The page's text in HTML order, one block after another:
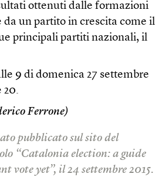
ottenuti dalle formazioni
da un partito in crescita come il
principali partiti nazionali, il
9 di domenica 27 settembre
20.
Ferrone)
pubblicato sul sito del
“Catalonia election: a guide
vote yet”, il 24 settembre 2015.